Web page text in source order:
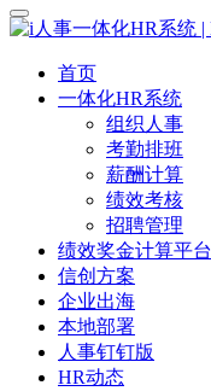
首页
一体化HR系统
组织人事
考勤排班
薪酬计算
绩效考核
招聘管理
绩效奖金计算平台
信创方案
企业出海
本地部署
人事钉钉版
HR动态